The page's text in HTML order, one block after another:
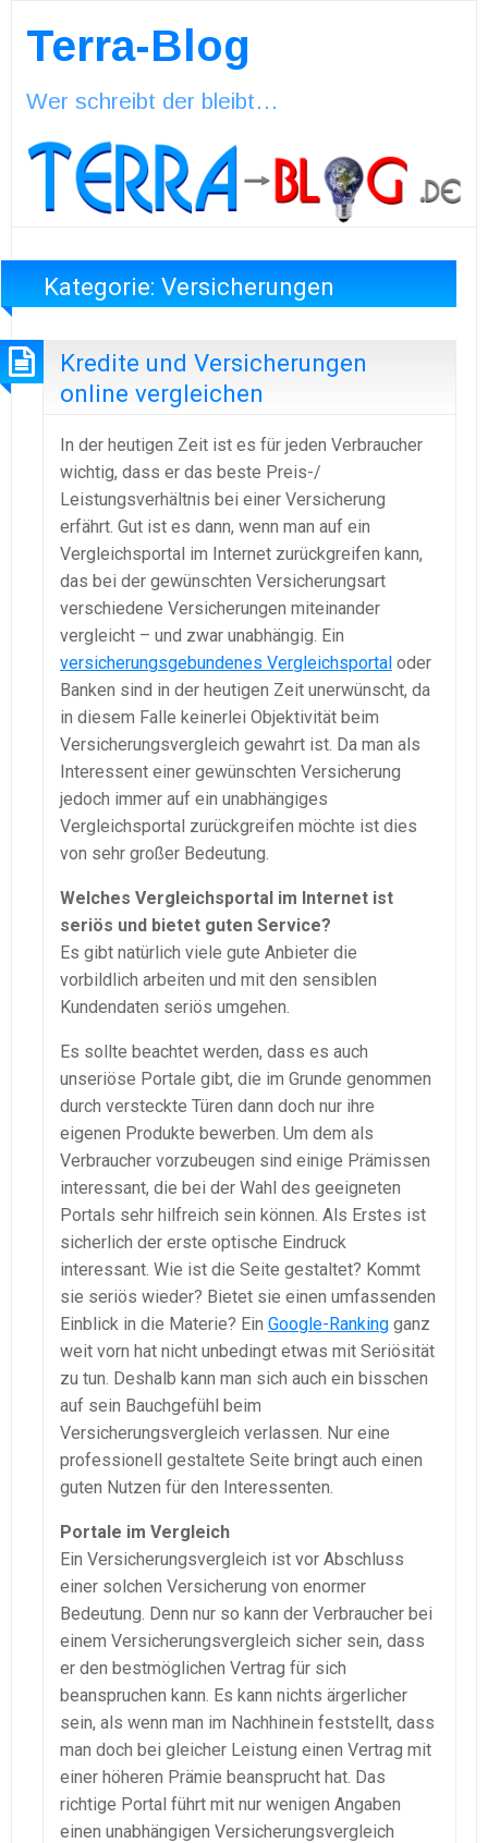
Terra-Blog
Wer schreibt der bleibt…
Kategorie:Versicherungen
Kredite und Versicherungen
online vergleichen
In der heutigen Zeit ist es für jeden Verbraucher
wichtig, dass er das beste Preis-/
Leistungsverhältnis bei einer Versicherung
erfährt. Gut ist es dann, wenn man auf ein
Vergleichsportal im Internet zurückgreifen kann,
das bei der gewünschten Versicherungsart
verschiedene Versicherungen miteinander
vergleicht – und zwar unabhängig. Ein
versicherungsgebundenes Vergleichsportal oder
Banken sind in der heutigen Zeit unerwünscht, da
in diesem Falle keinerlei Objektivität beim
Versicherungsvergleich gewahrt ist. Da man als
Interessent einer gewünschten Versicherung
jedoch immer auf ein unabhängiges
Vergleichsportal zurückgreifen möchte ist dies
von sehr großer Bedeutung.
Welches Vergleichsportal im Internet ist
seriös und bietet guten Service?
Es gibt natürlich viele gute Anbieter die
vorbildlich arbeiten und mit den sensiblen
Kundendaten seriös umgehen.
Es sollte beachtet werden, dass es auch
unseriöse Portale gibt, die im Grunde genommen
durch versteckte Türen dann doch nur ihre
eigenen Produkte bewerben. Um dem als
Verbraucher vorzubeugen sind einige Prämissen
interessant, die bei der Wahl des geeigneten
Portals sehr hilfreich sein können. Als Erstes ist
sicherlich der erste optische Eindruck
interessant. Wie ist die Seite gestaltet? Kommt
sie seriös wieder? Bietet sie einen umfassenden
Einblick in die Materie? Ein Google-Ranking ganz
weit vorn hat nicht unbedingt etwas mit Seriösität
zu tun. Deshalb kann man sich auch ein bisschen
auf sein Bauchgefühl beim
Versicherungsvergleich verlassen. Nur eine
professionell gestaltete Seite bringt auch einen
guten Nutzen für den Interessenten.
Portale im Vergleich
Ein Versicherungsvergleich ist vor Abschluss
einer solchen Versicherung von enormer
Bedeutung. Denn nur so kann der Verbraucher bei
einem Versicherungsvergleich sicher sein, dass
er den bestmöglichen Vertrag für sich
beanspruchen kann. Es kann nichts ärgerlicher
sein, als wenn man im Nachhinein feststellt, dass
man doch bei gleicher Leistung einen Vertrag mit
einer höheren Prämie beansprucht hat. Das
richtige Portal führt mit nur wenigen Angaben
einen unabhängigen Versicherungsvergleich